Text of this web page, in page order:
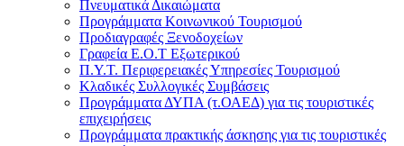
Πνευματικά Δικαιώματα
Προγράμματα Κοινωνικού Τουρισμού
Προδιαγραφές Ξενοδοχείων
Γραφεία Ε.Ο.Τ Εξωτερικού
Π.Υ.Τ. Περιφερειακές Υπηρεσίες Τουρισμού
Κλαδικές Συλλογικές Συμβάσεις
Προγράμματα ΔΥΠΑ (τ.ΟΑΕΔ) για τις τουριστικές
επιχειρήσεις
Προγράμματα πρακτικής άσκησης για τις τουριστικές